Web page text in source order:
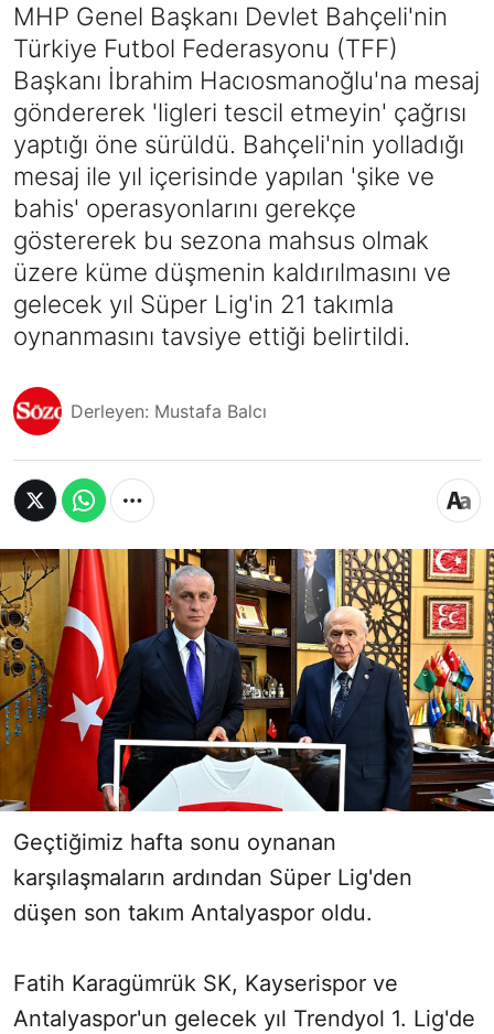
MHP Genel Başkanı Devlet Bahçeli'nin
Türkiye Futbol Federasyonu (TFF)
Başkanı İbrahim Hacıosmanoğlu'na mesaj
göndererek 'ligleri tescil etmeyin' çağrısı
yaptığı öne sürüldü. Bahçeli'nin yolladığı
mesaj ile yıl içerisinde yapılan 'şike ve
bahis' operasyonlarını gerekçe
göstererek bu sezona mahsus olmak
üzere küme düşmenin kaldırılmasını ve
gelecek yıl Süper Lig'in 21 takımla
oynanmasını tavsiye ettiği belirtildi.
Derleyen: Mustafa Balcı
Geçtiğimiz hafta sonu oynanan
karşılaşmaların ardından Süper Lig'den
düşen son takım Antalyaspor oldu.
Fatih Karagümrük SK, Kayserispor ve
Antalyaspor'un gelecek yıl Trendyol 1. Lig'de